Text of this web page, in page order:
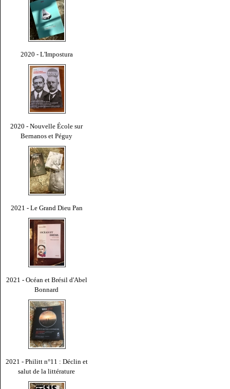
2020 - L'Impostura
2020 - Nouvelle École sur
Bernanos et Péguy
2021 - Le Grand Dieu Pan
2021 - Océan et Brésil d'Abel
Bonnard
2021 - Philitt n°11 : Déclin et
salut de la littérature